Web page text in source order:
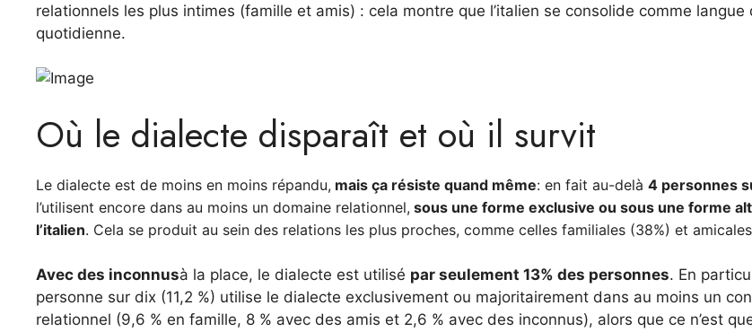
relationnels les plus intimes (famille et amis) : cela montre que l’italien se consolide comme langue
quotidienne.
Où le dialecte disparaît et où il survit
Le dialecte est de moins en moins répandu, mais ça résiste quand même: en fait au-delà 4 personnes
l’utilisent encore dans au moins un domaine relationnel, sous une forme exclusive ou sous une forme
l’italien. Cela se produit au sein des relations les plus proches, comme celles familiales (38%) et
Avec des inconnusà la place, le dialecte est utilisé par seulement 13% des personnes. En
personne sur dix (11,2 %) utilise le dialecte exclusivement ou majoritairement dans au moins un
relationnel (9,6 % en famille, 8 % avec des amis et 2,6 % avec des inconnus), alors que ce n’est